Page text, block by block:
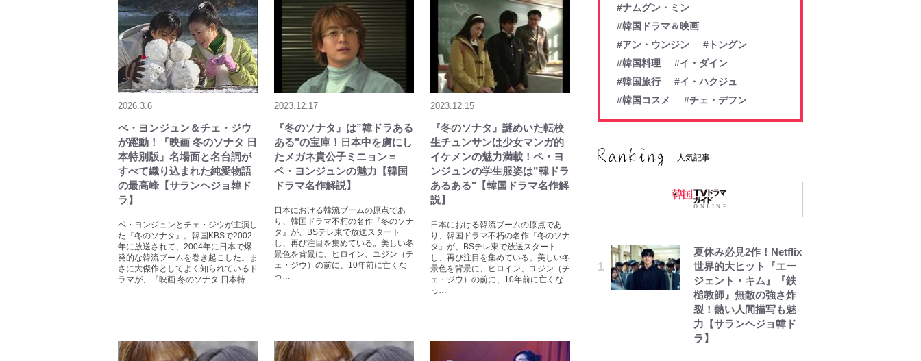
2026.3.6
ぺ・ヨンジュン＆チェ・ジウ
が躍動！『映画 冬のソナタ 日
本特別版』名場面と名台詞が
すべて織り込まれた純愛物語
の最高峰【サランヘジョ韓ド
ラ】
ペ・ヨンジュンとチェ・ジウが主演し
た『冬のソナタ』。韓国KBSで2002
年に放送されて、2004年に日本で爆
発的な韓流ブームを巻き起こした。ま
さに大傑作としてよく知られているド
ラマが、『映画 冬のソナタ 日本特…
2023.12.17
『冬のソナタ』は”韓ドラある
ある"の宝庫！日本中を虜にし
たメガネ貴公子ミニョン＝
ペ・ヨンジュンの魅力【韓国
ドラマ名作解説】
日本における韓流ブームの原点であ
り、韓国ドラマ不朽の名作『冬のソナ
タ』が、BSテレ東で放送スタート
し、再び注目を集めている。美しい冬
景色を背景に、ヒロイン、ユジン（チ
ェ・ジウ）の前に、10年前に亡くな
っ…
2023.12.15
『冬のソナタ』謎めいた転校
生チュンサンは少女マンガ的
イケメンの魅力満載！ペ・ヨ
ンジュンの学生服姿は”韓ドラ
あるある"【韓国ドラマ名作解
説】
日本における韓流ブームの原点であ
り、韓国ドラマ不朽の名作『冬のソナ
タ』が、BSテレ東で放送スタート
し、再び注目を集めている。美しい冬
景色を背景に、ヒロイン、ユジン（チ
ェ・ジウ）の前に、10年前に亡くな
っ…
#ナムグン・ミン
#韓国ドラマ＆映画
#アン・ウンジン
#トングン
#韓国料理
#イ・ダイン
#韓国旅行
#イ・ハクジュ
#韓国コスメ
#チェ・デフン
人気記事
夏休み必見2作！Netflix
世界的大ヒット『エー
ジェント・キム』『鉄
槌教師』無敵の強さ炸
裂！熱い人間描写も魅
力【サランヘジョ韓ド
ラ】